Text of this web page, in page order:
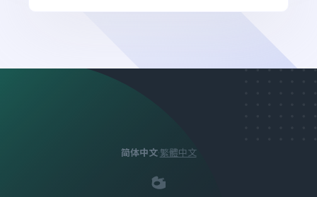
简体中文·繁體中文